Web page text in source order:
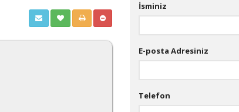
İsminiz
E-posta Adresiniz
Telefon